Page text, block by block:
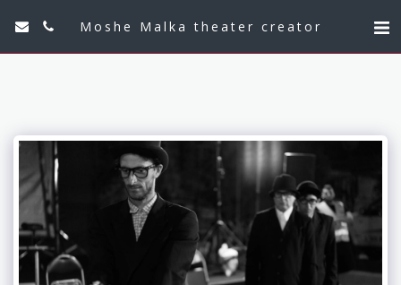
Moshe Malka theater creator